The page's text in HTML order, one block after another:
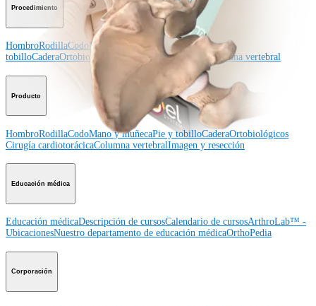
Procedimiento
HombroRodillaCodo Mano y muñeca
Pie y
tobilloCaderaOrtobiológicos Cirugía cardiotorácicaColumna vertebral
Producto
HombroRodillaCodoMano y muñecaPie y tobilloCaderaOrtobiológicos
Cirugía cardiotorácicaColumna vertebralImagen y resección
Educación médica
Educación médicaDescripción de cursosCalendario de cursosArthroLab™ -
UbicacionesNuestro departamento de educación médicaOrthoPedia
Corporación